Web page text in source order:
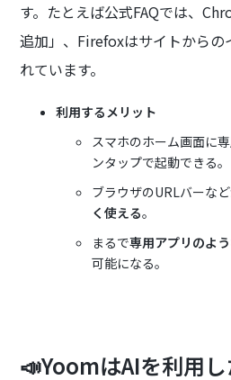
す。たとえば公式FAQでは、
追加」、Firefoxはサイトからの
れています。
利用するメリット
スマホのホーム画面に
ンタップで起動できる。
ブラウザのURLバーなど
く使える。
まるで専用アプリのよ
可能になる。
📣YoomはAIを利用